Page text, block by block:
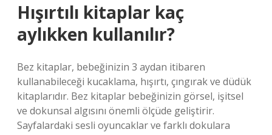
Hışırtılı kitaplar kaç
aylıkken kullanılır?
Bez kitaplar, bebeğinizin 3 aydan itibaren
kullanabileceği kucaklama, hışırtı, çıngırak ve düdük
kitaplarıdır. Bez kitaplar bebeğinizin görsel, işitsel
ve dokunsal algısını önemli ölçüde geliştirir.
Sayfalardaki sesli oyuncaklar ve farklı dokulara